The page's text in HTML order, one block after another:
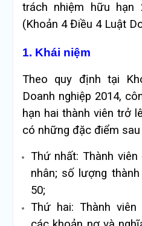
trách nhiệm hữu hạn
(Khoản 4 Điều 4 Luật
1. Khái niệm
Theo quy định tại
Doanh nghiệp 2014,
hạn hai thành viên trở
có những đặc điểm sau
Thứ nhất: Thành
nhân; số lượng
50;
Thứ hai: Thành